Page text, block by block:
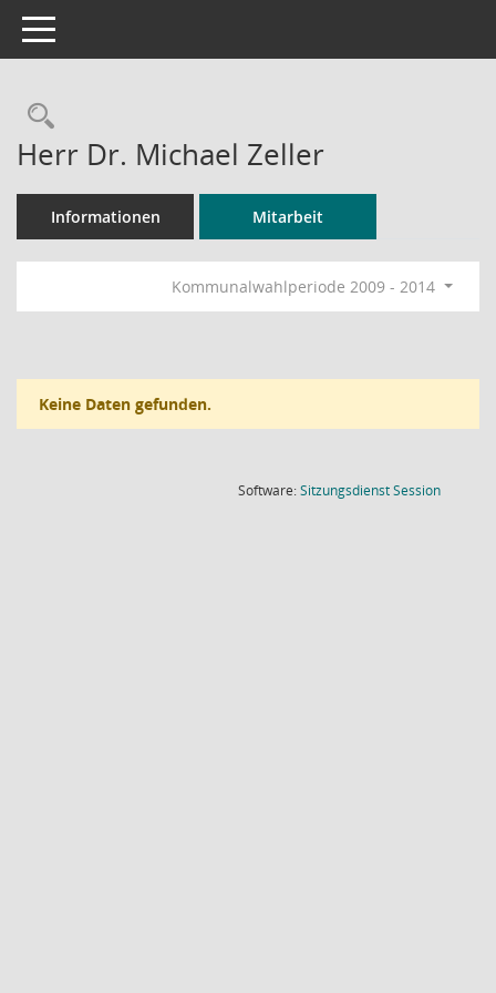
Toggle navigation
Rechercheauswahl
Herr Dr. Michael Zeller
Informationen Mitarbeit
Kommunalwahlperiode 2009 - 2014
Keine Daten gefunden.
Software:SitzungsdienstSession(Wird in